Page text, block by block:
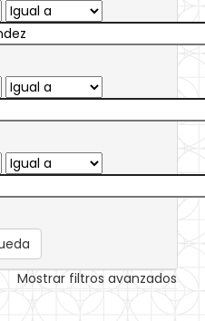
Mostrar filtros avanzados